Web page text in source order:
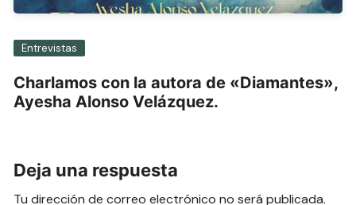
Entrevistas
Charlamos con la autora de «Diamantes»,
Ayesha Alonso Velázquez.
Deja una respuesta
Tu dirección de correo electrónico no será publicada.